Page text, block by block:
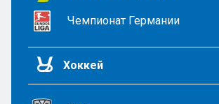
Чемпионат Германии
Хоккей